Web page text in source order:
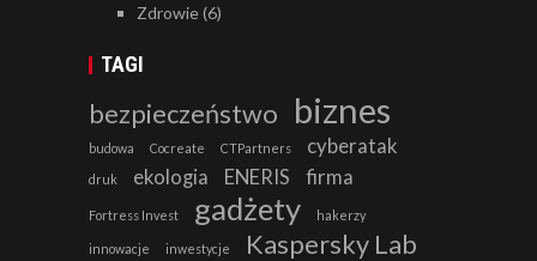
Zdrowie(6)
TAGI
bezpieczeństwo biznes
budowa Cocreate CTPartners cyberatak
druk ekologia ENERIS firma
Fortress Invest gadżety hakerzy
innowacje inwestycje Kaspersky Lab